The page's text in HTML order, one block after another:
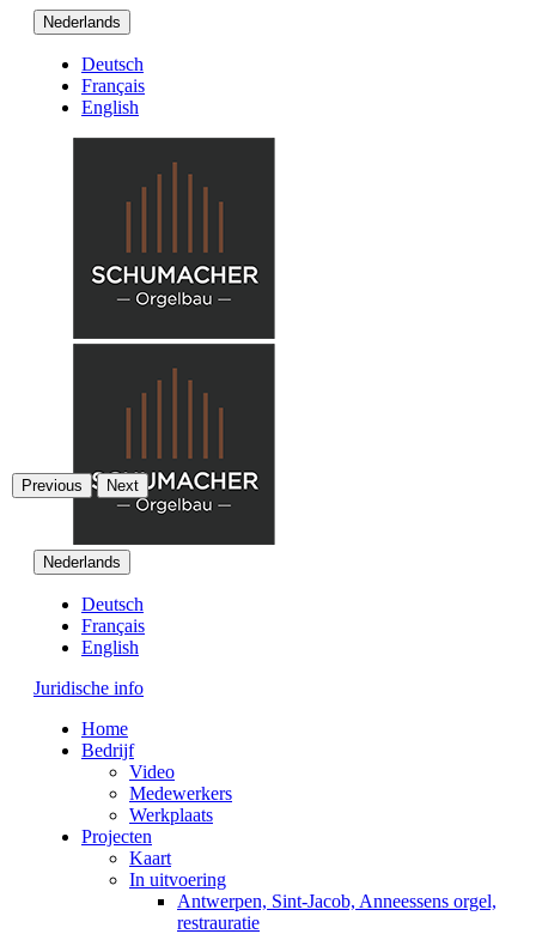
Nederlands
Deutsch
Français
English
Nederlands
Deutsch
Français
English
Juridische info
Home
Bedrijf
Video
Medewerkers
Werkplaats
Projecten
Kaart
In uitvoering
Antwerpen, Sint-Jacob, Anneessens orgel,
restrauratie
Previous Next